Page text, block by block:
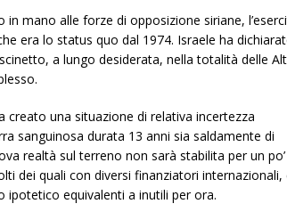
mano alle forze di opposizione siriane,
era lo status quo dal 1974. Israele ha
a lungo desiderata, nella totalità delle
creato una situazione di relativa incertezza
sanguinosa durata 13 anni sia saldamente di
realtà sul terreno non sarà stabilita per un
dei quali con diversi finanziatori internazionali,
ipotetico equivalenti a inutili per ora.